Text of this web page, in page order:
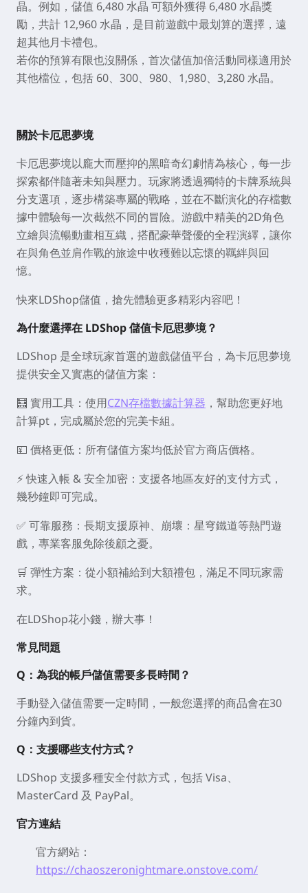
晶。例如，儲值 6,480 水晶 可額外獲得 6,480 水晶獎
勵，共計 12,960 水晶，是目前遊戲中最划算的選擇，遠
超其他月卡禮包。
若你的預算有限也沒關係，首次儲值加倍活動同樣適用於
其他檔位，包括 60、300、980、1,980、3,280 水晶。
關於卡厄思夢境
卡厄思夢境以龐大而壓抑的黑暗奇幻劇情為核心，每一步
探索都伴隨著未知與壓力。玩家將透過獨特的卡牌系統與
分支選項，逐步構築專屬的戰略，並在不斷演化的存檔數
據中體驗每一次截然不同的冒險。游戲中精美的2D角色
立繪與流暢動畫相互織，搭配豪華聲優的全程演繹，讓你
在與角色並肩作戰的旅途中收穫難以忘懷的羈絆與回
憶。
快來LDShop儲值，搶先體驗更多精彩内容吧！
為什麼選擇在 LDShop 儲值卡厄思夢境？
LDShop 是全球玩家首選的遊戲儲值平台，為卡厄思夢境
提供安全又實惠的儲值方案：
🧮 實用工具：使用CZN存檔數據計算器 ，幫助您更好地
計算pt，完成屬於您的完美卡組。
💴 價格更低：所有儲值方案均低於官方商店價格。
⚡ 快速入帳 & 安全加密：支援各地區友好的支付方式，
幾秒鐘即可完成。
✅ 可靠服務：長期支援原神、崩壞：星穹鐵道等熱門遊
戲，專業客服免除後顧之憂。
🛒 彈性方案：從小額補給到大額禮包，滿足不同玩家需
求。
在LDShop花小錢，辦大事！
常見問題
Q：為我的帳戶儲值需要多長時間？
手動登入儲值需要一定時間，一般您選擇的商品會在30
分鐘內到貨。
Q：支援哪些支付方式？
LDShop 支援多種安全付款方式，包括 Visa、
MasterCard 及 PayPal。
官方連結
官方網站：
https://chaoszeronightmare.onstove.com/